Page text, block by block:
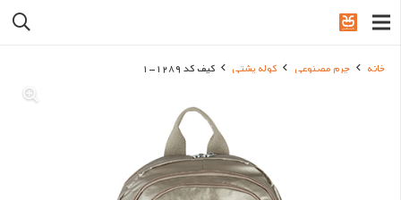
خانه چرم مصنوعی کوله پشتی کیف کد 1289-1